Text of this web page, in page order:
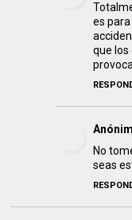
es
que los
No
seas